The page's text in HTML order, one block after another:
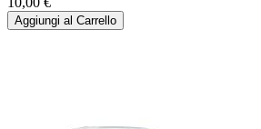
Aggiungi al Carrello